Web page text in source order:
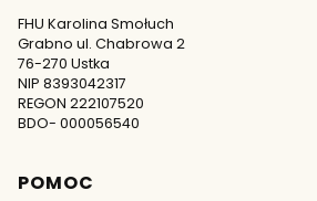
FHU Karolina Smołuch
Grabno ul. Chabrowa 2
76-270 Ustka
NIP 8393042317
REGON 222107520
BDO- 000056540
Linki w stopce
POMOC